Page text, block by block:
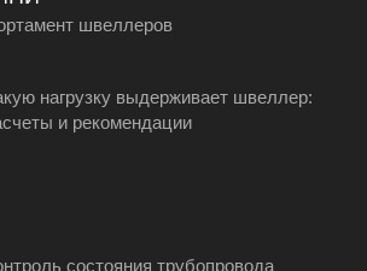
швеллеров
нагрузку выдерживает швеллер:
и рекомендации
состояния трубопровода